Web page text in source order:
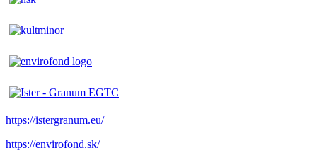
https://istergranum.eu/
https://envirofond.sk/